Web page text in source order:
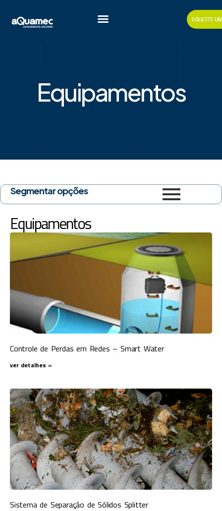
SOLICITE
Equipamentos
Segmentar opções
Equipamentos
Controle de Perdas em Redes – Smart Water
ver detalhes »
Sistema de Separação de Sólidos Splitter